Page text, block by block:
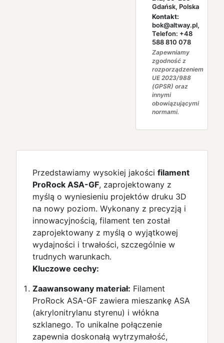
Gdańsk, Polska
Kontakt:
bok@altway.pl,
Telefon: +48
588 810 078
Zapewniamy
zgodność z
rozporządzeniem
UE 2023/988
(GPSR) oraz
innymi
obowiązującymi
normami.
Przedstawiamy wysokiej jakości filament
ProRock ASA-GF, zaprojektowany z
myślą o wyniesieniu projektów druku 3D
na nowy poziom. Wykonany z precyzją i
innowacyjnością, filament ten został
zaprojektowany z myślą o wyjątkowej
wydajności i trwałości, szczególnie w
trudnych warunkach.
Kluczowe cechy:
Zaawansowany materiał: Filament
ProRock ASA-GF zawiera mieszankę ASA
(akrylonitrylanu styrenu) i włókna
szklanego. To unikalne połączenie
zapewnia doskonałą wytrzymałość,